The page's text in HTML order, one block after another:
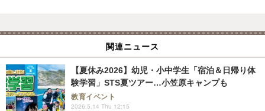
関連ニュース
【夏休み2026】幼児・小中学生「宿泊＆日帰り体
験学習」STS夏ツアー…小笠原キャンプも
教育イベント
2026.5.14 Thu 12:15